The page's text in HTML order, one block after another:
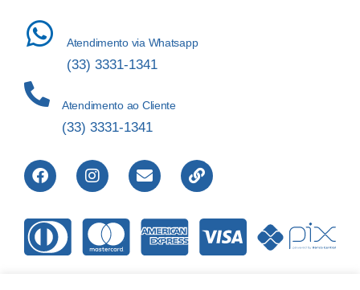
Atendimento via Whatsapp
(33) 3331-1341
Atendimento ao Cliente
(33) 3331-1341